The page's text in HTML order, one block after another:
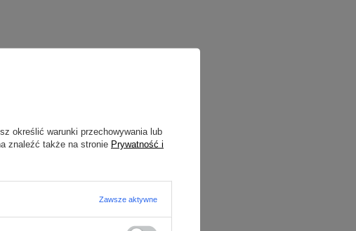
określić warunki przechowywania lub
znaleźć także na stronie Prywatność i
Zawsze aktywne